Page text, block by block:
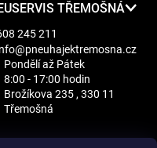
TŘEMOŠNÁ
245 211
Pondělí až Pátek
8:00 - 17:00 hodin
Brožíkova 235 , 330 11
Třemošná